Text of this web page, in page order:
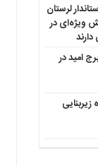
لرستان
ویژه‌ای در
امید در
زیربنایی